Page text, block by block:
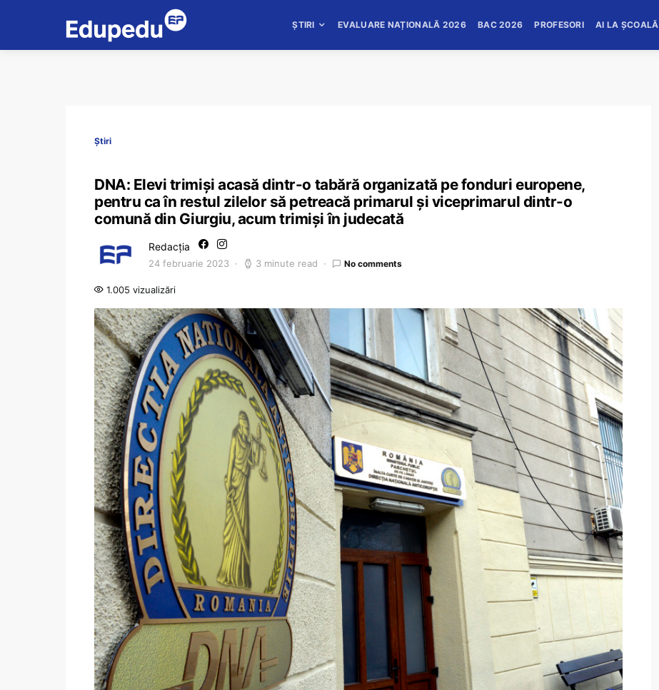
ȘTIRI EVALUARE NAȚIONALĂ 2026 BAC 2026 PROFESORI AI LA ȘCOALĂ
Știri
DNA: Elevi trimiși acasă dintr-o tabără organizată pe fonduri europene,
pentru ca în restul zilelor să petreacă primarul și viceprimarul dintr-o
comună din Giurgiu, acum trimiși în judecată
Redacția
24 februarie 2023 3 minute read No comments
1.005 vizualizări